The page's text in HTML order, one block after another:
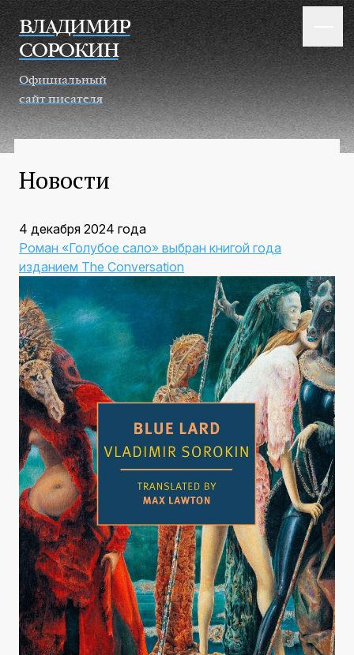
Перейти к основному содержанию
ВЛАДИМИР
СОРОКИН
Официальный
сайт писателя
Новости
4 декабря 2024 года
Роман «Голубое сало» выбран книгой года
изданием The Conversation